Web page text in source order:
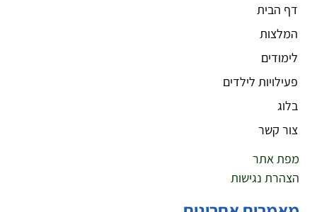
דף הבית
המלצות
לימודים
פעילויות לילדים
בלוג
צור קשר
מפת אתר
הצהרת נגישות